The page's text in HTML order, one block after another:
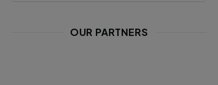
OUR PARTNERS